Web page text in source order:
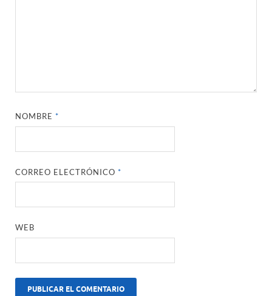
NOMBRE*
CORREO ELECTRÓNICO*
WEB